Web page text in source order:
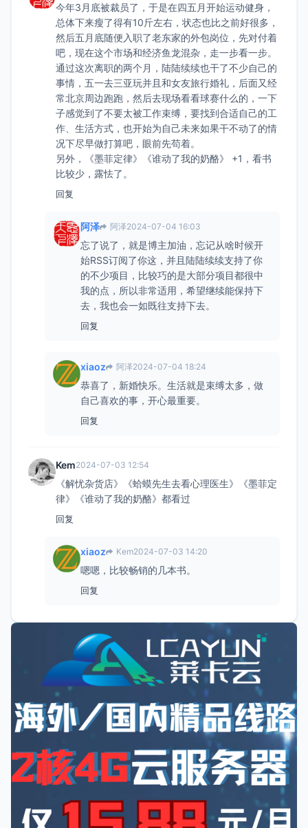
今年3月底被裁员了，于是在四五月开始运动健身，
总体下来瘦了得有10斤左右，状态也比之前好很多，
然后五月底随便入职了老东家的外包岗位，先对付着
吧，现在这个市场和经济鱼龙混杂，走一步看一步。
通过这次离职的两个月，陆陆续续也干了不少自己的
事情，五一去三亚玩并且和女友旅行婚礼，后面又经
常北京周边跑跑，然后去现场看看球赛什么的，一下
子感觉到了不要太被工作束缚，要找到合适自己的工
作、生活方式，也开始为自己未来如果干不动了的情
况下尽早做打算吧，眼前先苟着。
另外，《墨菲定律》《谁动了我的奶酪》 +1，看书
比较少，露怯了。
回复
阿泽 阿泽2024-07-04 16:03
忘了说了，就是博主加油，忘记从啥时候开
始RSS订阅了你这，并且陆陆续续支持了你
的不少项目，比较巧的是大部分项目都很中
我的点，所以非常适用，希望继续能保持下
去，我也会一如既往支持下去。
回复
xiaoz 阿泽2024-07-04 18:24
恭喜了，新婚快乐。生活就是束缚太多，做
自己喜欢的事，开心最重要。
回复
Kem2024-07-03 12:54
《解忧杂货店》《蛤蟆先生去看心理医生》《墨菲定
律》《谁动了我的奶酪》都看过
回复
xiaoz Kem2024-07-03 14:20
嗯嗯，比较畅销的几本书。
回复